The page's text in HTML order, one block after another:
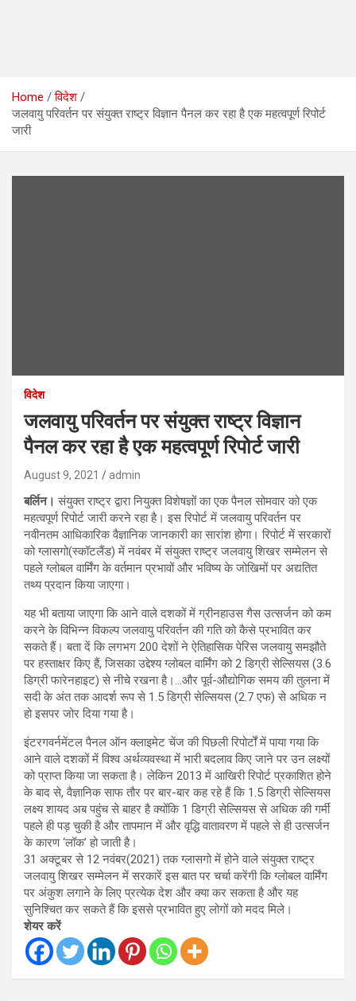
Home
विदेश
जलवायु परिवर्तन पर संयुक्त राष्ट्र विज्ञान पैनल कर रहा है एक महत्वपूर्ण रिपोर्ट
जारी
विदेश
जलवायु परिवर्तन पर संयुक्त राष्ट्र विज्ञान
पैनल कर रहा है एक महत्वपूर्ण रिपोर्ट जारी
August 9, 2021 admin
बर्लिन। संयुक्त राष्ट्र द्वारा नियुक्त विशेषज्ञों का एक पैनल सोमवार को एक
महत्वपूर्ण रिपोर्ट जारी करने रहा है। इस रिपोर्ट में जलवायु परिवर्तन पर
नवीनतम आधिकारिक वैज्ञानिक जानकारी का सारांश होगा। रिपोर्ट में सरकारों
को ग्लासगो(स्कॉटलैंड) में नवंबर में संयुक्त राष्ट्र जलवायु शिखर सम्मेलन से
पहले ग्लोबल वार्मिंग के वर्तमान प्रभावों और भविष्य के जोखिमों पर अद्यतित
तथ्य प्रदान किया जाएगा।
यह भी बताया जाएगा कि आने वाले दशकों में ग्रीनहाउस गैस उत्सर्जन को कम
करने के विभिन्न विकल्प जलवायु परिवर्तन की गति को कैसे प्रभावित कर
सकते हैं। बता दें कि लगभग 200 देशों ने ऐतिहासिक पेरिस जलवायु समझौते
पर हस्ताक्षर किए हैं, जिसका उद्देश्य ग्लोबल वार्मिंग को 2 डिग्री सेल्सियस (3.6
डिग्री फारेनहाइट) से नीचे रखना है।…और पूर्व-औद्योगिक समय की तुलना में
सदी के अंत तक आदर्श रूप से 1.5 डिग्री सेल्सियस (2.7 एफ) से अधिक न
हो इसपर जोर दिया गया है।
इंटरगवर्नमेंटल पैनल ऑन क्लाइमेट चेंज की पिछली रिपोर्टों में पाया गया कि
आने वाले दशकों में विश्व अर्थव्यवस्था में भारी बदलाव किए जाने पर उन लक्ष्यों
को प्राप्त किया जा सकता है। लेकिन 2013 में आखिरी रिपोर्ट प्रकाशित होने
के बाद से, वैज्ञानिक साफ तौर पर बार-बार कह रहे हैं कि 1.5 डिग्री सेल्सियस
लक्ष्य शायद अब पहुंच से बाहर है क्योंकि 1 डिग्री सेल्सियस से अधिक की गर्मी
पहले ही पड़ चुकी है और तापमान में और वृद्धि वातावरण में पहले से ही उत्सर्जन
के कारण ‘लॉक’ हो जाती है।
31 अक्टूबर से 12 नवंबर(2021) तक ग्लासगो में होने वाले संयुक्त राष्ट्र
जलवायु शिखर सम्मेलन में सरकारें इस बात पर चर्चा करेंगी कि ग्लोबल वार्मिंग
पर अंकुश लगाने के लिए प्रत्येक देश और क्या कर सकता है और यह
सुनिश्चित कर सकते हैं कि इससे प्रभावित हुए लोगों को मदद मिले।
शेयर करें